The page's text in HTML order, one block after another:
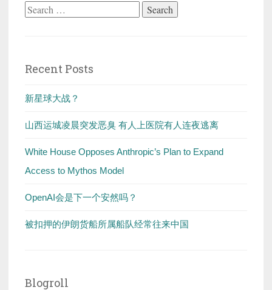
Search
Recent Posts
新星球大战？
山西运城凌晨突发恶臭 有人上医院有人连夜逃离
White House Opposes Anthropic’s Plan to Expand
Access to Mythos Model
OpenAI会是下一个安然吗？
被扣押的伊朗货船所属船队经常往来中国
Blogroll